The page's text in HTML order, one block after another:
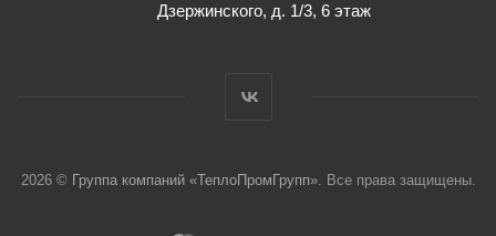
Дзержинского, д. 1/3, 6 этаж
2026 © Группа компаний «ТеплоПромГрупп». Все права защищены.